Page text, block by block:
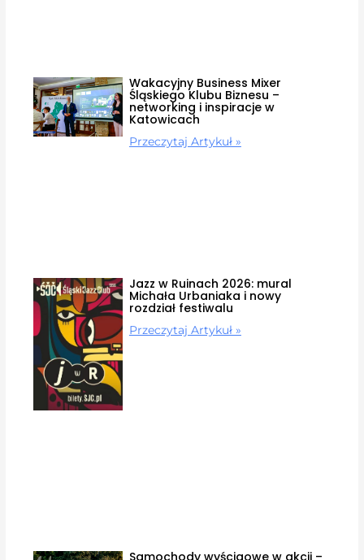
Wakacyjny Business Mixer
Śląskiego Klubu Biznesu –
networking i inspiracje w
Katowicach
Przeczytaj Artykuł »
Jazz w Ruinach 2026: mural
Michała Urbaniaka i nowy
rozdział festiwalu
Przeczytaj Artykuł »